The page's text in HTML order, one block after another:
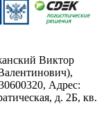
Виктор
Адрес:
д. 2Б, кв.